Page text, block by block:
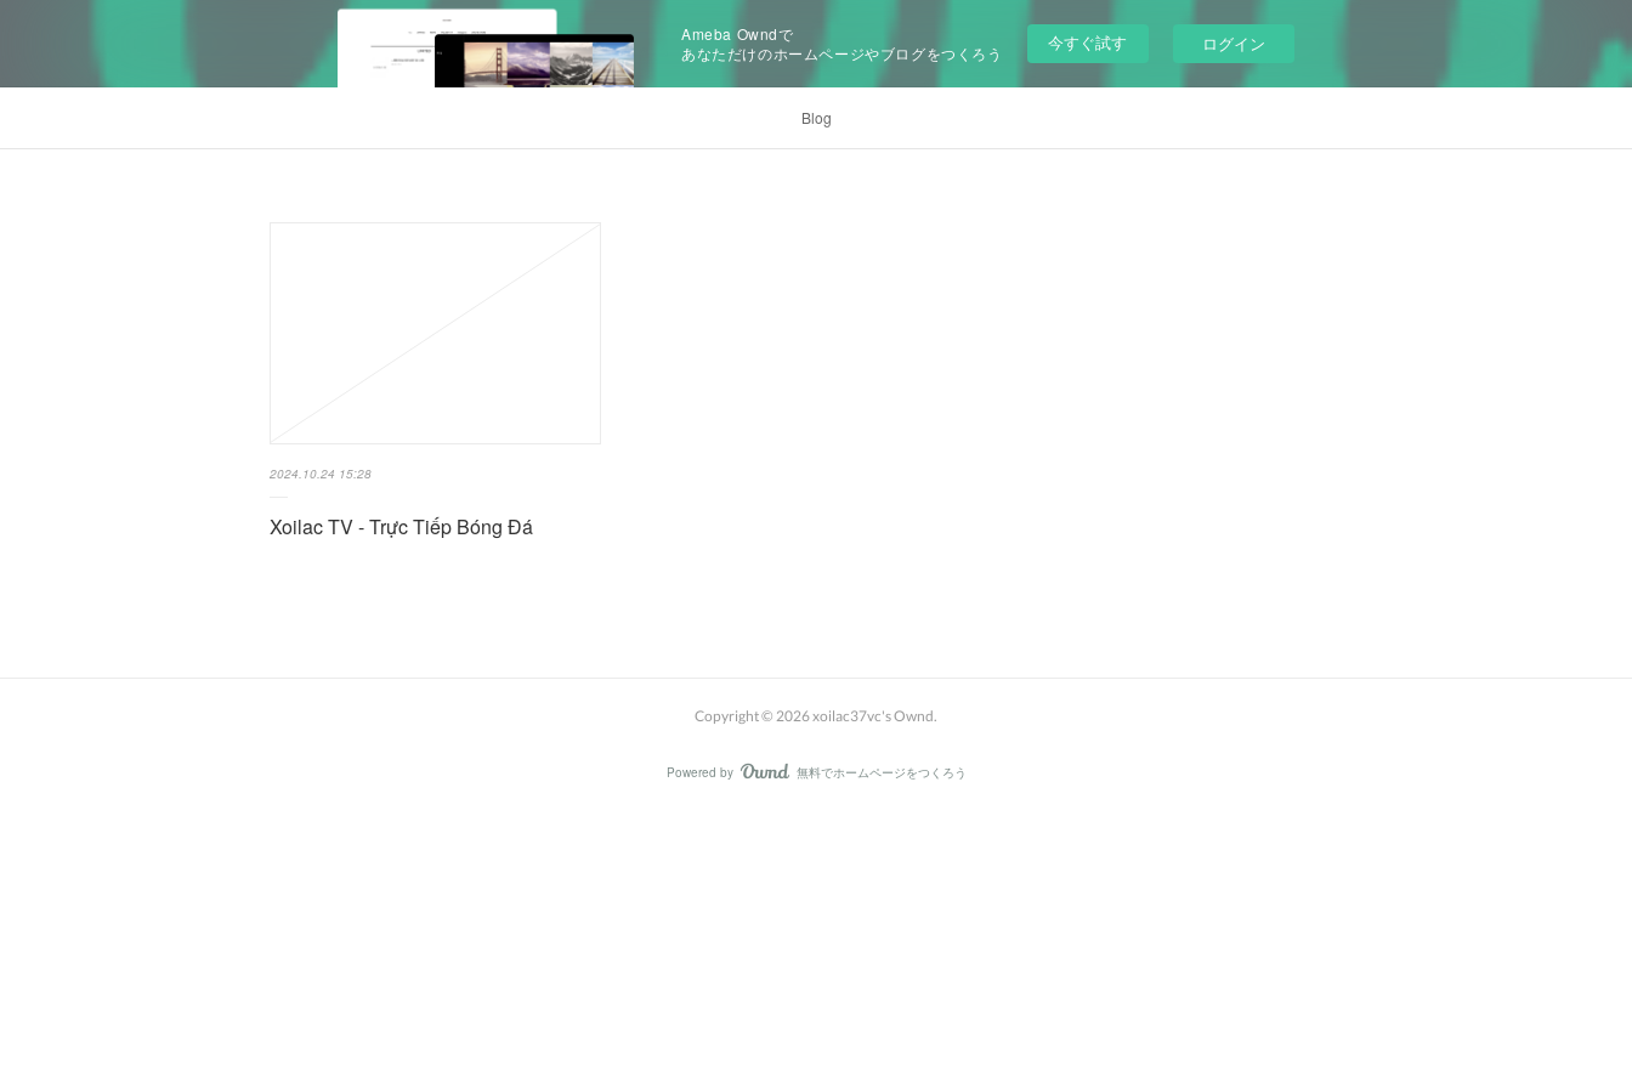
Ameba Owndで
あなただけのホームページやブログをつくろう
今すぐ試す ログイン
Blog
2024.10.24 15:28
Xoilac TV - Trực Tiếp Bóng Đá
Copyright © 2026xoilac37vc's Ownd.
Powered by AmebaOwnd
無料でホームページをつくろう